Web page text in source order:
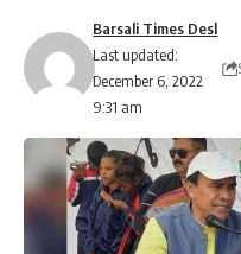
Last updated:
December 6, 2022
9:31 am
Barsali Times Desl